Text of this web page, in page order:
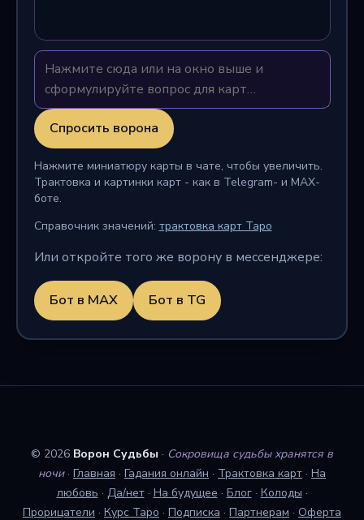
Спросить ворона
Нажмите миниатюру карты в чате, чтобы увеличить.
Трактовка и картинки карт - как в Telegram- и MAX-
боте.
Справочник значений: трактовка карт Таро
Или откройте того же ворону в мессенджере:
Бот в MAX Бот в TG
© 2026 Ворон Судьбы · Сокровища судьбы хранятся в
ночи· Главная · Гадания онлайн · Трактовка карт · На
любовь · Да/нет· На будущее · Блог· Колоды ·
Прорицатели · Курс Таро · Подписка · Партнерам · Оферта